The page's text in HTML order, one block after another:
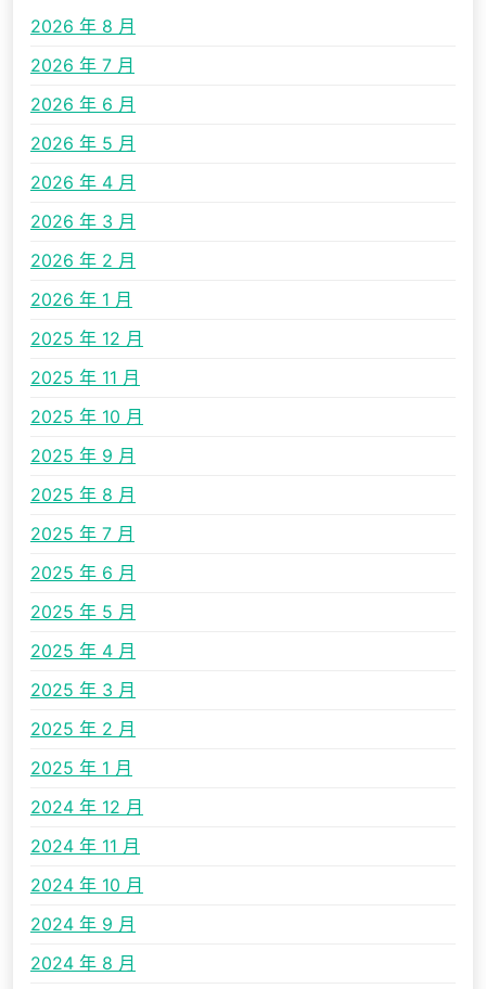
2026 年 8 月
2026 年 7 月
2026 年 6 月
2026 年 5 月
2026 年 4 月
2026 年 3 月
2026 年 2 月
2026 年 1 月
2025 年 12 月
2025 年 11 月
2025 年 10 月
2025 年 9 月
2025 年 8 月
2025 年 7 月
2025 年 6 月
2025 年 5 月
2025 年 4 月
2025 年 3 月
2025 年 2 月
2025 年 1 月
2024 年 12 月
2024 年 11 月
2024 年 10 月
2024 年 9 月
2024 年 8 月